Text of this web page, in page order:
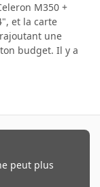
M350 +
et la carte
une
budget. Il y a
peut plus